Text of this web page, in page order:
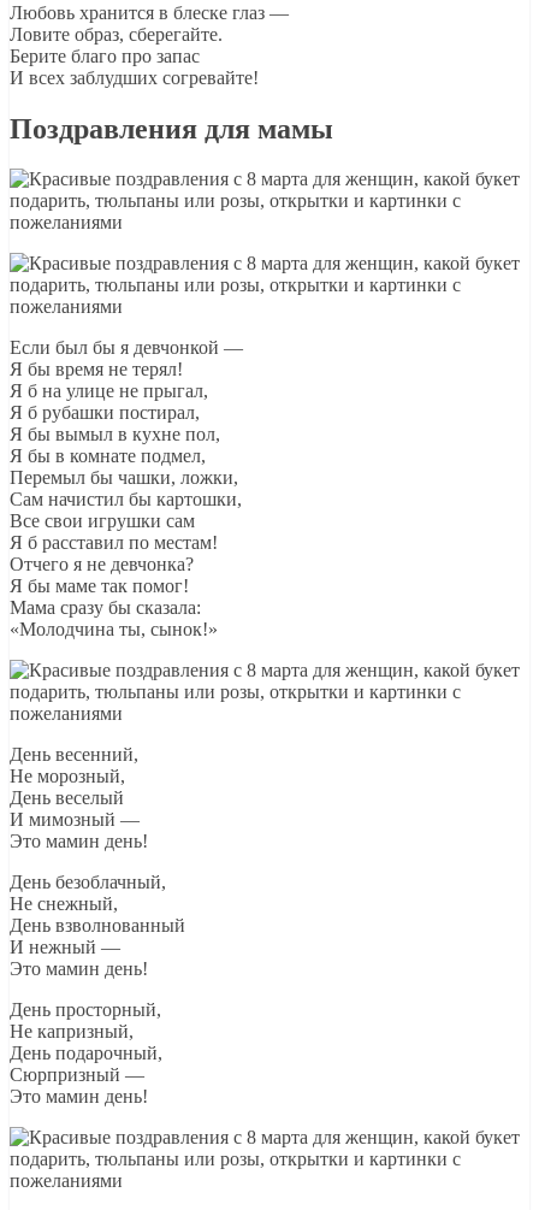
Любовь хранится в блеске глаз —
Ловите образ, сберегайте.
Берите благо про запас
И всех заблудших согревайте!
Поздравления для мамы
Если был бы я девчонкой —
Я бы время не терял!
Я б на улице не прыгал,
Я б рубашки постирал,
Я бы вымыл в кухне пол,
Я бы в комнате подмел,
Перемыл бы чашки, ложки,
Сам начистил бы картошки,
Все свои игрушки сам
Я б расставил по местам!
Отчего я не девчонка?
Я бы маме так помог!
Мама сразу бы сказала:
«Молодчина ты, сынок!»
День весенний,
Не морозный,
День веселый
И мимозный —
Это мамин день!
День безоблачный,
Не снежный,
День взволнованный
И нежный —
Это мамин день!
День просторный,
Не капризный,
День подарочный,
Сюрпризный —
Это мамин день!